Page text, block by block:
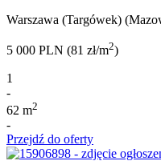
Warszawa (Targówek)
5 000 PLN (81 zł/m2)
1
-
62 m2
-
Przejdź do oferty